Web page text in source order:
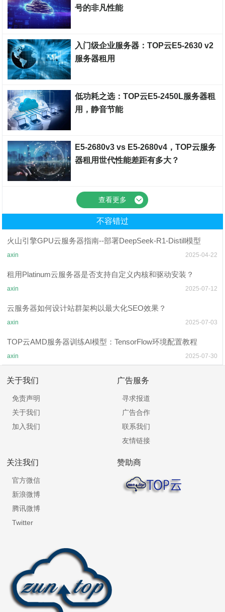
号的非凡性能
入门级企业服务器：TOP云E5-2630 v2
服务器租用
低功耗之选：TOP云E5-2450L服务器租
用，静音节能
E5-2680v3 vs E5-2680v4，TOP云服务
器租用世代性能差距有多大？
查看更多
不容错过
火山引擎GPU云服务器指南--部署DeepSeek-R1-Distill模型
axin 2025-04-22
租用Platinum云服务器是否支持自定义内核和驱动安装？
axin 2025-07-12
云服务器如何设计站群架构以最大化SEO效果？
axin 2025-07-03
TOP云AMD服务器训练AI模型：TensorFlow环境配置教程
axin 2025-07-30
关于我们
免责声明
关于我们
加入我们
广告服务
寻求报道
广告合作
联系我们
友情链接
关注我们
官方微信
新浪微博
腾讯微博
Twitter
赞助商